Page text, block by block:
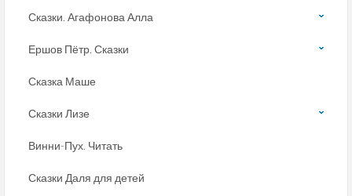
Сказки. Агафонова Алла
Ершов Пётр. Сказки
Сказка Маше
Сказки Лизе
Винни-Пух. Читать
Сказки Даля для детей